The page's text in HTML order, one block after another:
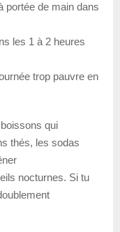
portée de main dans
les 1 à 2 heures
trop pauvre en
qui
thés, les sodas
nocturnes. Si tu